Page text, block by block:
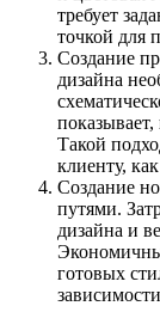
требует
точкой для
Создание
дизайна
показывает,
Такой
клиенту,
Создание
путями.
дизайна и
готовых